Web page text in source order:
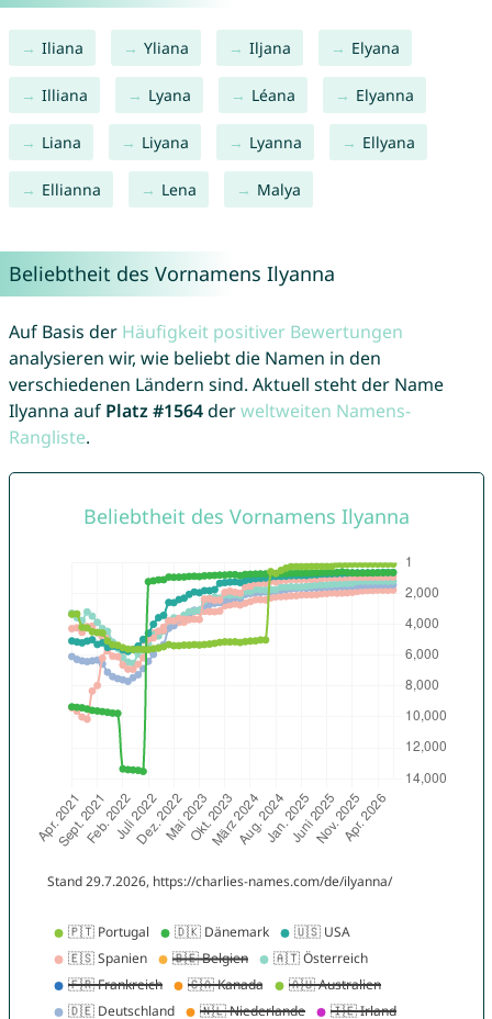
Iliana Yliana Iljana Elyana
Illiana Lyana Léana Elyanna
Liana Liyana Lyanna Ellyana
Ellianna Lena Malya
Beliebtheit des Vornamens Ilyanna
Auf Basis der Häufigkeit positiver Bewertungen
analysieren wir, wie beliebt die Namen in den
verschiedenen Ländern sind. Aktuell steht der Name
Ilyanna auf Platz #1564derweltweiten Namens-
Rangliste.